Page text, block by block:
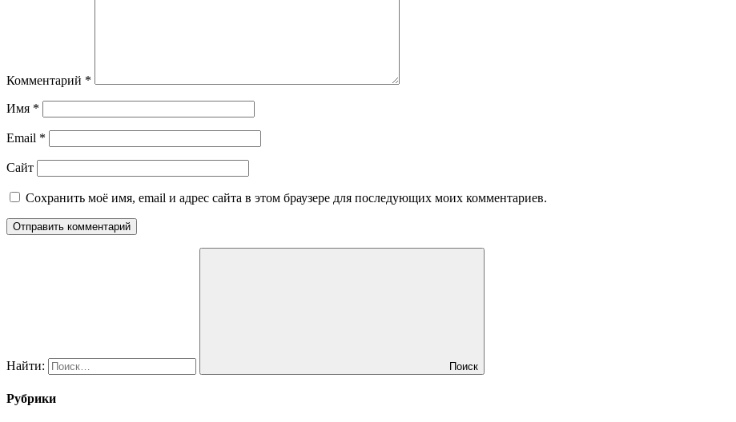
Комментарий *
Имя *
Email *
Сайт
Сохранить моё имя, email и адрес сайта в этом браузере для последующих моих комментариев.
Найти: Поиск
Рубрики